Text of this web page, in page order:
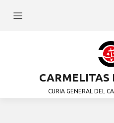
CARMELITAS
CURIA GENERAL DEL